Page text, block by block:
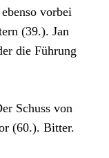
vorbei
(39.). Jan
die Führung
Schuss von
(60.). Bitter.